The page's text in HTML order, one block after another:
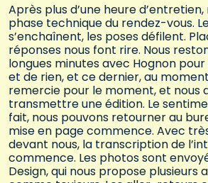
Après plus d’une heure
phase technique du rendez-vous.
s’enchaînent, les poses défilent.
réponses nous font rire. Nous
longues minutes avec Hognon
et de rien, et ce dernier, au
remercie pour le moment, et nous
transmettre une édition. Le
fait, nous pouvons retourner au
mise en page commence. Avec
devant nous, la transcription de
commence. Les photos sont
Design, qui nous propose plusieurs